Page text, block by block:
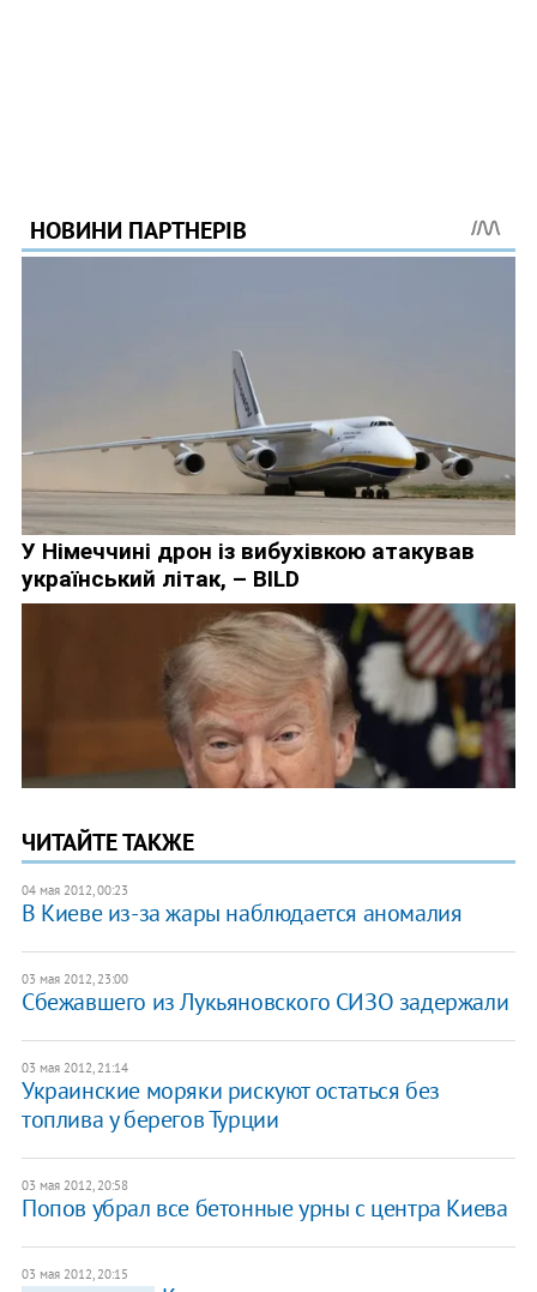
ЧИТАЙТЕ ТАКЖЕ
04 мая 2012, 00:23
В Киеве из-за жары наблюдается аномалия
03 мая 2012, 23:00
Сбежавшего из Лукьяновского СИЗО задержали
03 мая 2012, 21:14
Украинские моряки рискуют остаться без
топлива у берегов Турции
03 мая 2012, 20:58
Попов убрал все бетонные урны с центра Киева
03 мая 2012, 20:15